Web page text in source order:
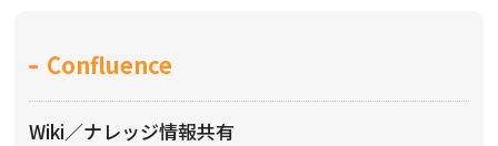
Confluence
Wiki／ナレッジ情報共有